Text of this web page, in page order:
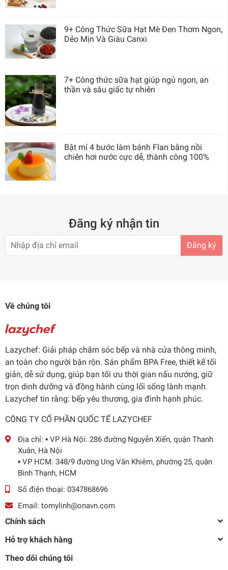
9+ Công Thức Sữa Hạt Mè Đen Thơm Ngon,
Dẻo Mịn Và Giàu Canxi
7+ Công thức sữa hạt giúp ngủ ngon, an
thần và sâu giấc tự nhiên
Bật mí 4 bước làm bánh Flan bằng nồi
chiên hơi nước cực dễ, thành công 100%
Đăng ký nhận tin
Đăng ký
Về chúng tôi
Lazychef: Giải pháp chăm sóc bếp và nhà cửa thông minh,
an toàn cho người bận rộn. Sản phẩm BPA Free, thiết kế tối
giản, dễ sử dụng, giúp bạn tối ưu thời gian nấu nướng, giữ
trọn dinh dưỡng và đồng hành cùng lối sống lành mạnh.
Lazychef tin rằng: bếp yêu thương, gia đình hạnh phúc.
CÔNG TY CỔ PHẦN QUỐC TẾ LAZYCHEF
Địa chỉ: ▪️ VP Hà Nội: 286 đường Nguyễn Xiển, quận Thanh
Xuân, Hà Nội
▪️ VP HCM: 348/9 đường Ung Văn Khiêm, phường 25, quận
Bình Thạnh, HCM
Số điện thoại: 0347868696
Email: tomylinh@onavn.com
Chính sách
Hỗ trợ khách hàng
Theo dõi chúng tôi